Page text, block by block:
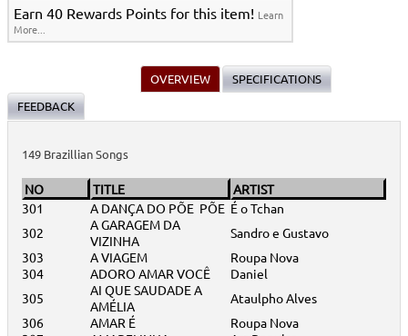
Earn 40 Rewards Points for this item! Learn
More...
OVERVIEW
SPECIFICATIONS
FEEDBACK
149 Brazillian Songs
NO TITLE
ARTIST
301
A DANÇA DO PÕE PÕE É o Tchan
302
A GARAGEM DA
VIZINHA
Sandro e Gustavo
303
A VIAGEM
Roupa Nova
304
ADORO AMAR VOCÊ
Daniel
305
AI QUE SAUDADE A
AMÉLIA
Ataulpho Alves
306
AMAR É
Roupa Nova